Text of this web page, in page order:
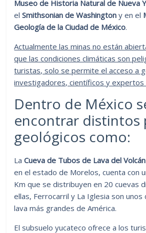
Museo de Historia Natural de Nueva
elSmithsonian de Washington y en el
Geología de la Ciudad de México.
Actualmente las minas no están
que las condiciones climáticas son
turistas, solo se permite el acceso a
investigadores, científicos y expertos
Dentro de México
encontrar distintos
geológicos como:
LaCueva de Tubos de Lava del
en el estado de Morelos, cuenta con
Km que se distribuyen en 20 cuevas
ellas, Ferrocarril y La Iglesia son
lava más grandes de América.
El subsuelo yucateco ofrece a los